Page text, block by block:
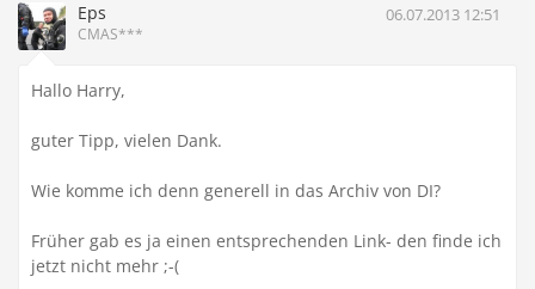
Eps
CMAS***
06.07.2013 12:51
Hallo Harry,
guter Tipp, vielen Dank.
Wie komme ich denn generell in das Archiv von DI?
Früher gab es ja einen entsprechenden Link- den finde ich
jetzt nicht mehr ;-(